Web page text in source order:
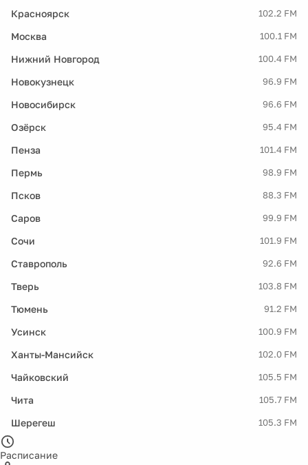
Красноярск 102.2 FM
Москва 100.1 FM
Нижний Новгород 100.4 FM
Новокузнецк 96.9 FM
Новосибирск 96.6 FM
Озёрск 95.4 FM
Пенза 101.4 FM
Пермь 98.9 FM
Псков 88.3 FM
Саров 99.9 FM
Сочи 101.9 FM
Ставрополь 92.6 FM
Тверь 103.8 FM
Тюмень 91.2 FM
Усинск 100.9 FM
Ханты-Мансийск 102.0 FM
Чайковский 105.5 FM
Чита 105.7 FM
Шерегеш 105.3 FM
Расписание